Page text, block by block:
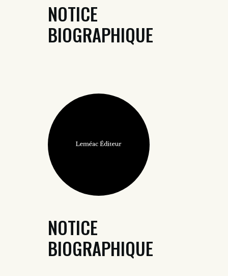
NOTICE
BIOGRAPHIQUE
NOTICE
BIOGRAPHIQUE